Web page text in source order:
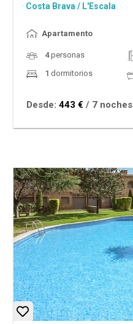
Costa Brava / L'Escala
Apartamento
4personas
1 dormitorios
Desde: 443 € / 7 noches